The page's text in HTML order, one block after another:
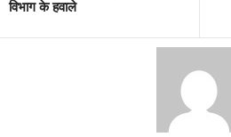
विभाग के हवाले